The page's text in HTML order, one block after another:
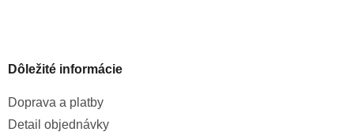
Dôležité informácie
Doprava a platby
Detail objednávky